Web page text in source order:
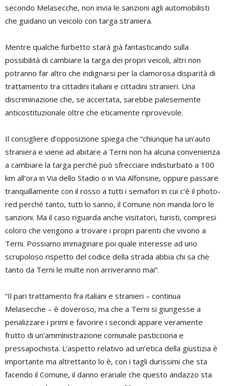
secondo Melasecche, non invia le sanzioni agli automobilisti
che guidano un veicolo con targa straniera.
Mentre qualche furbetto starà già fantasticando sulla
possibilità di cambiare la targa dei propri veicoli, altri non
potranno far altro che indignarsi per la clamorosa disparità di
trattamento tra cittadini italiani e cittadini stranieri. Una
discriminazione che, se accertata, sarebbe palesemente
anticostituzionale oltre che eticamente riprovevole.
Il consigliere d’opposizione spiega che “chiunque ha un’auto
straniera e viene ad abitare a Terni non ha alcuna convenienza
a cambiare la targa perché può sfrecciare indisturbato a 100
km all’ora in Via dello Stadio o in Via Alfonsine, oppure passare
tranquillamente con il rosso a tutti i semafori in cui c‘è il photo-
red perché tanto, tutti lo sanno, il Comune non manda loro le
sanzioni. Ma il caso riguarda anche visitatori, turisti, compresi
coloro che vengono a trovare i propri parenti che vivono a
Terni. Possiamo immaginare poi quale interesse ad uno
scrupoloso rispetto del codice della strada abbia chi sa che
tanto da Terni le multe non arriveranno mai”.
“Il pari trattamento fra italiani e stranieri – continua
Melasecche – è doveroso, ma che a Terni si giungesse a
penalizzare i primi e favorire i secondi appare veramente
frutto di un’amministrazione comunale pasticciona e
pressapochista. L’aspetto relativo ad un’etica della giustizia è
importante ma altrettanto lo è, con i tagli durissimi che sta
facendo il Comune, il danno erariale che questo andazzo sta